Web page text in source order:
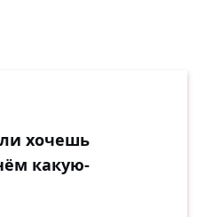
хочешь
какую-